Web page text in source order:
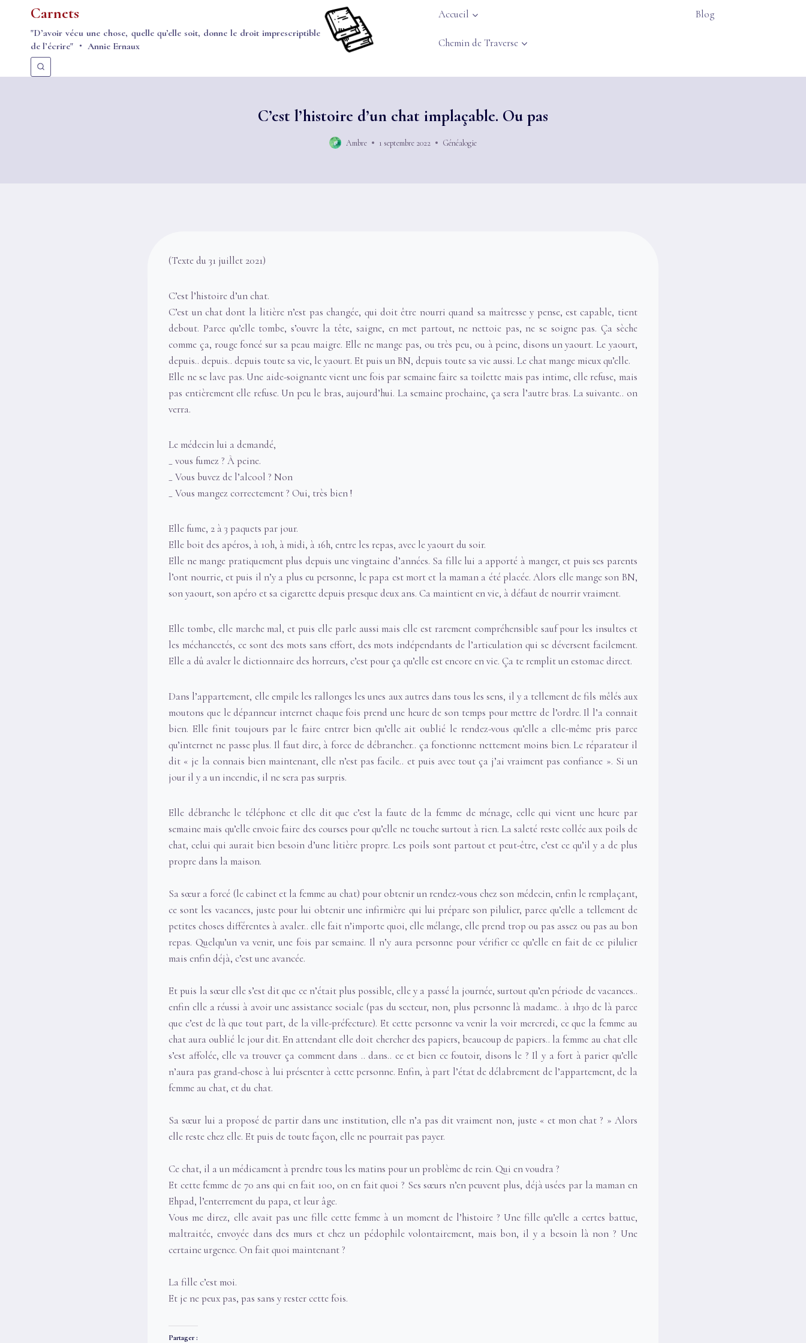
Carnets
"D’avoir vécu une chose, quelle qu’elle soit, donne le droit imprescriptible
de l’écrire" ・ Annie Ernaux
Accueil Blog
Chemin de Traverse
C’est l’histoire d’un chat implaçable. Ou pas
Ambre 1 septembre 2022 Généalogie
(Texte du 31 juillet 2021)
C’est l’histoire d’un chat.
C’est un chat dont la litière n’est pas changée, qui doit être nourri quand sa maîtresse y pense, est capable, tient
debout. Parce qu’elle tombe, s’ouvre la tête, saigne, en met partout, ne nettoie pas, ne se soigne pas. Ça sèche
comme ça, rouge foncé sur sa peau maigre. Elle ne mange pas, ou très peu, ou à peine, disons un yaourt. Le yaourt,
depuis.. depuis.. depuis toute sa vie, le yaourt. Et puis un BN, depuis toute sa vie aussi. Le chat mange mieux qu’elle.
Elle ne se lave pas. Une aide-soignante vient une fois par semaine faire sa toilette mais pas intime, elle refuse, mais
pas entièrement elle refuse. Un peu le bras, aujourd’hui. La semaine prochaine, ça sera l’autre bras. La suivante.. on
verra.
Le médecin lui a demandé,
_ vous fumez ? À peine.
_ Vous buvez de l’alcool ? Non
_ Vous mangez correctement ? Oui, très bien !
Elle fume, 2 à 3 paquets par jour.
Elle boit des apéros, à 10h, à midi, à 16h, entre les repas, avec le yaourt du soir.
Elle ne mange pratiquement plus depuis une vingtaine d’années. Sa fille lui a apporté à manger, et puis ses parents
l’ont nourrie, et puis il n’y a plus eu personne, le papa est mort et la maman a été placée. Alors elle mange son BN,
son yaourt, son apéro et sa cigarette depuis presque deux ans. Ca maintient en vie, à défaut de nourrir vraiment.
Elle tombe, elle marche mal, et puis elle parle aussi mais elle est rarement compréhensible sauf pour les insultes et
les méchancetés, ce sont des mots sans effort, des mots indépendants de l’articulation qui se déversent facilement.
Elle a dû avaler le dictionnaire des horreurs, c’est pour ça qu’elle est encore en vie. Ça te remplit un estomac direct.
Dans l’appartement, elle empile les rallonges les unes aux autres dans tous les sens, il y a tellement de fils mêlés aux
moutons que le dépanneur internet chaque fois prend une heure de son temps pour mettre de l’ordre. Il l’a connait
bien. Elle finit toujours par le faire entrer bien qu’elle ait oublié le rendez-vous qu’elle a elle-même pris parce
qu’internet ne passe plus. Il faut dire, à force de débrancher.. ça fonctionne nettement moins bien. Le réparateur il
dit « je la connais bien maintenant, elle n’est pas facile.. et puis avec tout ça j’ai vraiment pas confiance ». Si un
jour il y a un incendie, il ne sera pas surpris.
Elle débranche le téléphone et elle dit que c’est la faute de la femme de ménage, celle qui vient une heure par
semaine mais qu’elle envoie faire des courses pour qu’elle ne touche surtout à rien. La saleté reste collée aux poils de
chat, celui qui aurait bien besoin d’une litière propre. Les poils sont partout et peut-être, c’est ce qu’il y a de plus
propre dans la maison.
Sa sœur a forcé (le cabinet et la femme au chat) pour obtenir un rendez-vous chez son médecin, enfin le remplaçant,
ce sont les vacances, juste pour lui obtenir une infirmière qui lui prépare son pilulier, parce qu’elle a tellement de
petites choses différentes à avaler.. elle fait n’importe quoi, elle mélange, elle prend trop ou pas assez ou pas au bon
repas. Quelqu’un va venir, une fois par semaine. Il n’y aura personne pour vérifier ce qu’elle en fait de ce pilulier
mais enfin déjà, c’est une avancée.
Et puis la sœur elle s’est dit que ce n’était plus possible, elle y a passé la journée, surtout qu’en période de vacances..
enfin elle a réussi à avoir une assistance sociale (pas du secteur, non, plus personne là madame.. à 1h30 de là parce
que c’est de là que tout part, de la ville-préfecture). Et cette personne va venir la voir mercredi, ce que la femme au
chat aura oublié le jour dit. En attendant elle doit chercher des papiers, beaucoup de papiers.. la femme au chat elle
s’est affolée, elle va trouver ça comment dans .. dans.. ce et bien ce foutoir, disons le ? Il y a fort à parier qu’elle
n’aura pas grand-chose à lui présenter à cette personne. Enfin, à part l’état de délabrement de l’appartement, de la
femme au chat, et du chat.
Sa sœur lui a proposé de partir dans une institution, elle n’a pas dit vraiment non, juste « et mon chat ? » Alors
elle reste chez elle. Et puis de toute façon, elle ne pourrait pas payer.
Ce chat, il a un médicament à prendre tous les matins pour un problème de rein. Qui en voudra ?
Et cette femme de 70 ans qui en fait 100, on en fait quoi ? Ses sœurs n’en peuvent plus, déjà usées par la maman en
Ehpad, l’enterrement du papa, et leur âge.
Vous me direz, elle avait pas une fille cette femme à un moment de l’histoire ? Une fille qu’elle a certes battue,
maltraitée, envoyée dans des murs et chez un pédophile volontairement, mais bon, il y a besoin là non ? Une
certaine urgence. On fait quoi maintenant ?
La fille c’est moi.
Et je ne peux pas, pas sans y rester cette fois.
Partager :